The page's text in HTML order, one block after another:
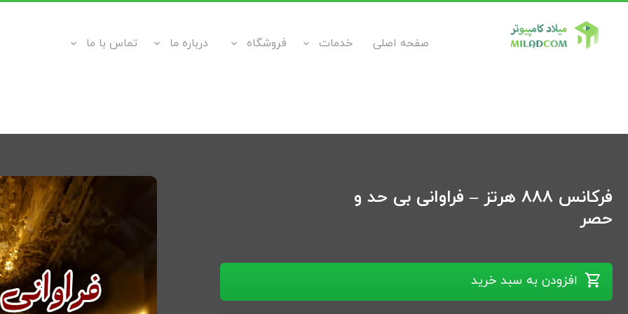
صفحه اصلی خدمات فروشگاه درباره ما تماس با ما
فرکانس 888 هرتز – فراوانی بی حد و
حصر
افزودن به سبد خرید